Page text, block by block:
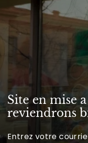
Site en mise
reviendrons
Inscrivez-